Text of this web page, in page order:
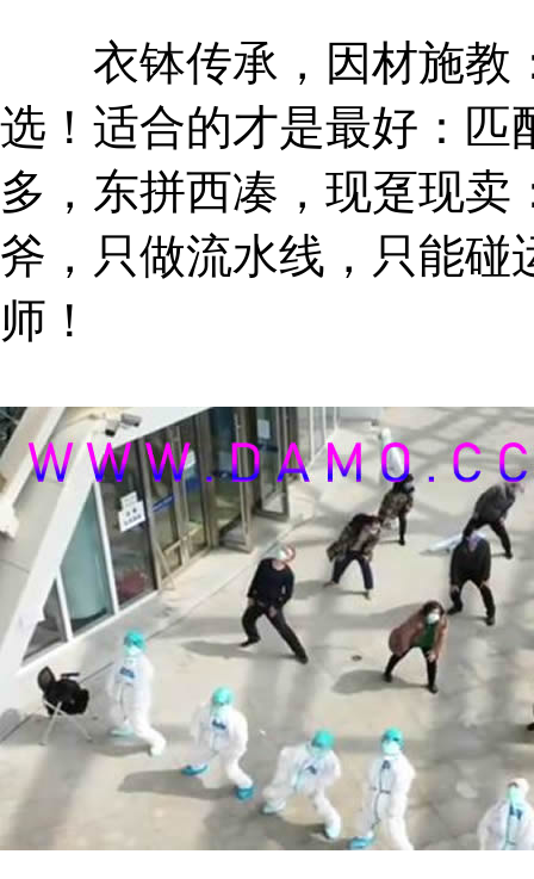
衣钵传承，因材施教
选！适合的才是最好：匹
多，东拼西凑，现趸现
斧，只做流水线，只能碰
师！